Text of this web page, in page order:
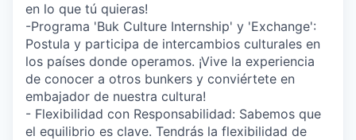
en lo que tú quieras!
-Programa 'Buk Culture Internship' y 'Exchange':
Postula y participa de intercambios culturales en
los países donde operamos. ¡Vive la experiencia
de conocer a otros bunkers y conviértete en
embajador de nuestra cultura!
- Flexibilidad con Responsabilidad: Sabemos que
el equilibrio es clave. Tendrás la flexibilidad de